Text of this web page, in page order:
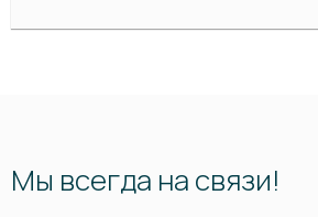
Мы всегда на связи!